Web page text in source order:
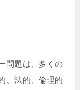
問題は、多くの
、法的、倫理的